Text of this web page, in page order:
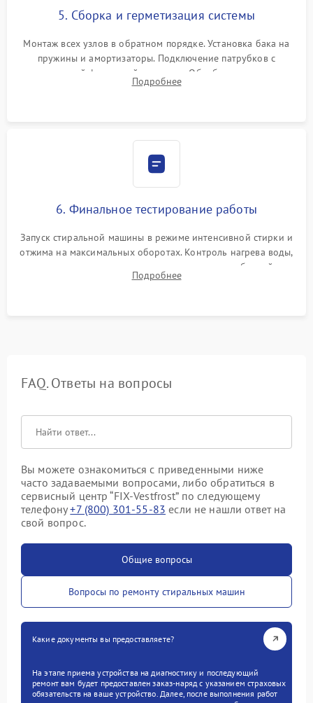
5. Сборка и герметизация системы
Монтаж всех узлов в обратном порядке. Установка бака на
пружины и амортизаторы. Подключение патрубков с
надежной фиксацией хомутами. Обработка стыков
герметиком для предотвращения возможных протечек воды.
Подробнее
6. Финальное тестирование работы
Запуск стиральной машины в режиме интенсивной стирки и
отжима на максимальных оборотах. Контроль нагрева воды,
корректности слива, отсутствия излишних вибраций,
посторонних стуков и протечек под корпусом.
Подробнее
FAQ. Ответы на вопросы
Вы можете ознакомиться с приведенными ниже
часто задаваемыми вопросами, либо обратиться в
сервисный центр “FIX-Vestfrost” по следующему
телефону+7 (800) 301-55-83 если не нашли ответ на
свой вопрос.
Общие вопросы
Вопросы по ремонту стиральных машин
Какие документы вы предоставляете?
На этапе приема устройства на диагностику и последующий
ремонт вам будет предоставлен заказ-наряд с указанием страховых
обязательств на ваше устройство. Далее, после выполнения работ